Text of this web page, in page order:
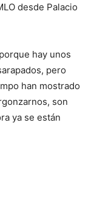
desde Palacio
hay unos
pero
han mostrado
son
ya se están